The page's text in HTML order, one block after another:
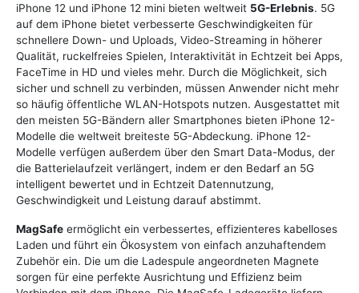
iPhone 12 und iPhone 12 mini bieten weltweit 5G-Erlebnis. 5G
auf dem iPhone bietet verbesserte Geschwindigkeiten für
schnellere Down- und Uploads, Video-Streaming in höherer
Qualität, ruckelfreies Spielen, Interaktivität in Echtzeit bei Apps,
FaceTime in HD und vieles mehr. Durch die Möglichkeit, sich
sicher und schnell zu verbinden, müssen Anwender nicht mehr
so häufig öffentliche WLAN-Hotspots nutzen. Ausgestattet mit
den meisten 5G-Bändern aller Smartphones bieten iPhone 12-
Modelle die weltweit breiteste 5G-Abdeckung. iPhone 12-
Modelle verfügen außerdem über den Smart Data-Modus, der
die Batterielaufzeit verlängert, indem er den Bedarf an 5G
intelligent bewertet und in Echtzeit Datennutzung,
Geschwindigkeit und Leistung darauf abstimmt.
MagSafe ermöglicht ein verbessertes, effizienteres kabelloses
Laden und führt ein Ökosystem von einfach anzuhaftendem
Zubehör ein. Die um die Ladespule angeordneten Magnete
sorgen für eine perfekte Ausrichtung und Effizienz beim